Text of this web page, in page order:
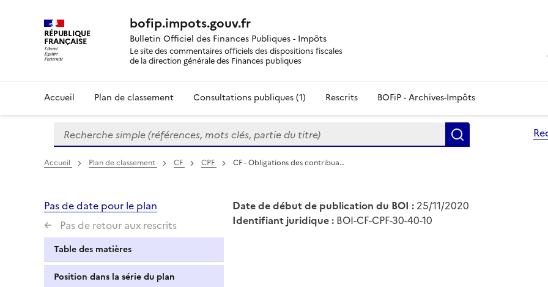
RÉPUBLIQUE
FRANÇAISE
bofip.impots.gouv.fr
Bulletin Officiel des Finances Publiques - Impôts
Le site des commentaires officiels des dispositions fiscales
de la direction générale des Finances publiques
Accueil Plan de classement Consultations publiques (1) Rescrits BOFiP - Archives-Impôts
Formulaire
de
recherche
Recherche simple (références, mots clés, partie du titre)
Accueil Plan de classement CF CPF CF - Obligations des contribua…
Pas de date pour le plan
Pas de retour aux rescrits
Table des matières
Position dans la série du plan
Date de début de publication du BOI : 25/11/2020
Identifiant juridique : BOI-CF-CPF-30-40-10